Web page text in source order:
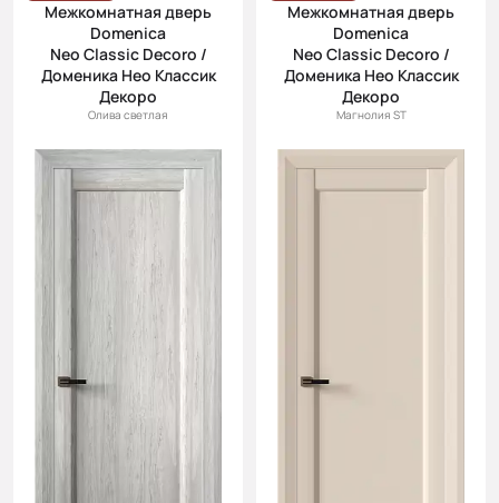
Межкомнатная дверь
Domenica
Neo Classic Decoro /
Доменика Нео Классик
Декоро
Олива светлая
Межкомнатная дверь
Domenica
Neo Classic Decoro /
Доменика Нео Классик
Декоро
Магнолия ST